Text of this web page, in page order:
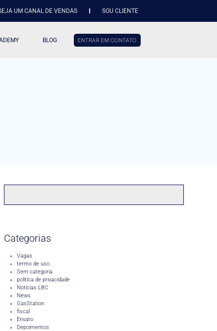
UM CANAL DE VENDAS SOU CLIENTE
BLOG ENTRAR EM CONTATO
Categorias
Vagas
termo de uso
Sem categoria
politica de privacidade
Noticias LBC
News
GasStation
fiscal
Envato
Depoimentos